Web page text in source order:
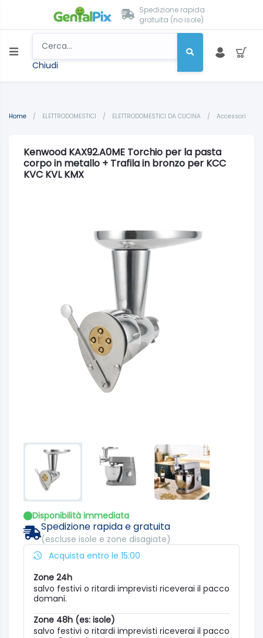
Spedizione rapida
gratuita (no isole)
Chiudi
Home / ELETTRODOMESTICI / ELETTRODOMESTICI DA CUCINA / Accessori
Kenwood KAX92.A0ME Torchio per la pasta
corpo in metallo + Trafila in bronzo per KCC
KVC KVL KMX
Disponibilità immediata
Spedizione rapida e gratuita
(escluse isole e zone disagiate)
Acquista entro le 15:00
Zone 24h
salvo festivi o ritardi imprevisti riceverai il pacco
domani.
Zone 48h (es: isole)
salvo festivi o ritardi imprevisti riceverai il pacco